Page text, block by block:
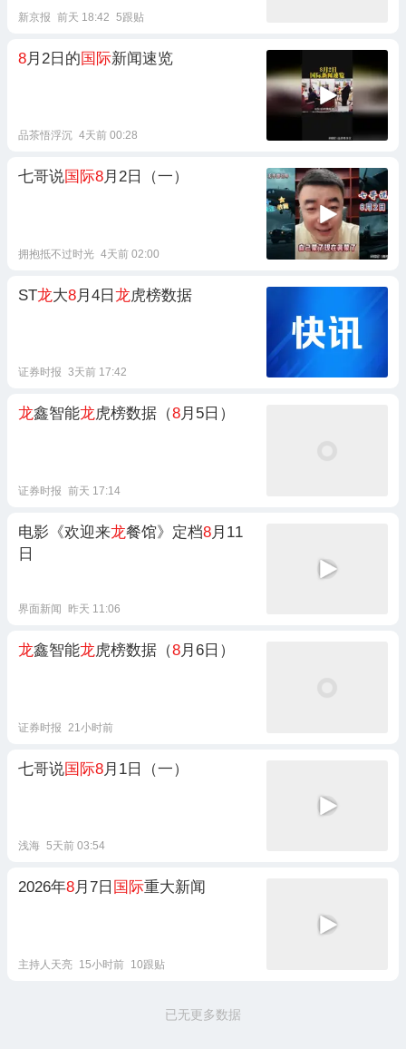
新京报 前天 18:42 5跟贴
8月2日的国际新闻速览
品茶悟浮沉 4天前 00:28
七哥说国际8月2日（一）
拥抱抵不过时光 4天前 02:00
ST龙大8月4日 龙虎榜数据
证券时报 3天前 17:42
龙鑫智能龙虎榜数据（8月5日）
证券时报 前天 17:14
电影《欢迎来龙餐馆》定档8月11
日
界面新闻 昨天 11:06
龙鑫智能龙虎榜数据（8月6日）
证券时报 21小时前
七哥说国际8月1日（一）
浅海 5天前 03:54
2026年8月7日 国际重大新闻
主持人天亮 15小时前 10跟贴
已无更多数据